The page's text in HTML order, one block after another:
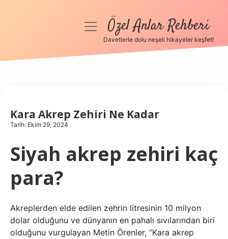
Anasayfa
Hakkımızda
menüyüÖzel Anlar Rehberi
Davetlerle dolu neşeli hikayeler keşfet!
Kara Akrep Zehiri Ne Kadar
Tarih: Ekim 29, 2024
Siyah akrep zehiri kaç
para?
Akreplerden elde edilen zehrin litresinin 10 milyon
dolar olduğunu ve dünyanın en pahalı sıvılarından biri
olduğunu vurgulayan Metin Örenler, “Kara akrep